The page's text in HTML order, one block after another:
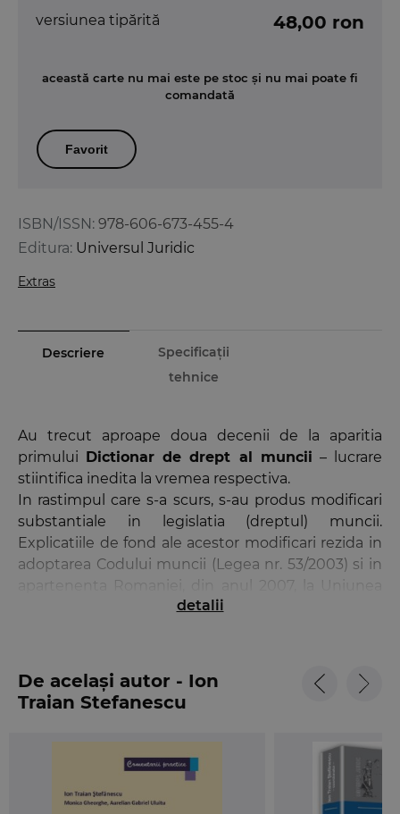
ISBN/ISSN: 978-606-673-455-4
Editura: Universul Juridic
Extras
versiunea tipărită 48,00 ron
această carte nu mai este pe stoc și nu mai poate fi
comandată
Favorit
Descriere
Specificații
tehnice
Au trecut aproape doua decenii de la aparitia
primului
Dictionar de drept al muncii – lucrare
stiintifica inedita la vremea respectiva.
In rastimpul care s-a scurs, s-au produs modificari
substantiale in legislatia (dreptul) muncii.
Explicatiile de fond ale acestor modificari rezida in
adoptarea Codului muncii (Legea nr. 53/2003) si in
apartenenta Romaniei, din anul 2007, la Uniunea
Europeana. Asadar, pe de o parte – depasindu-se
si, pe de alta parte, ele au devenit consonante cu
legislatia europeana. Intr-un asemenea context,
Astfel, Dictionarul a fost conceput, reprezentand
un instrument de lucru extrem de util pentru cei
detalii
De același autor - Ion
Traian Stefanescu